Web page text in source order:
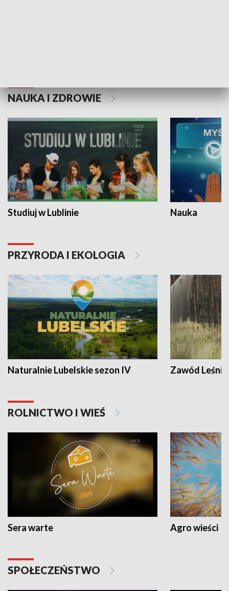
NAUKA I ZDROWIE
Studiuj w Lublinie Nauka
PRZYRODA I EKOLOGIA
Naturalnie Lubelskie sezon IV Zawód Leśnik
ROLNICTWO I WIEŚ
Sera warte Agro wieści
SPOŁECZEŃSTWO